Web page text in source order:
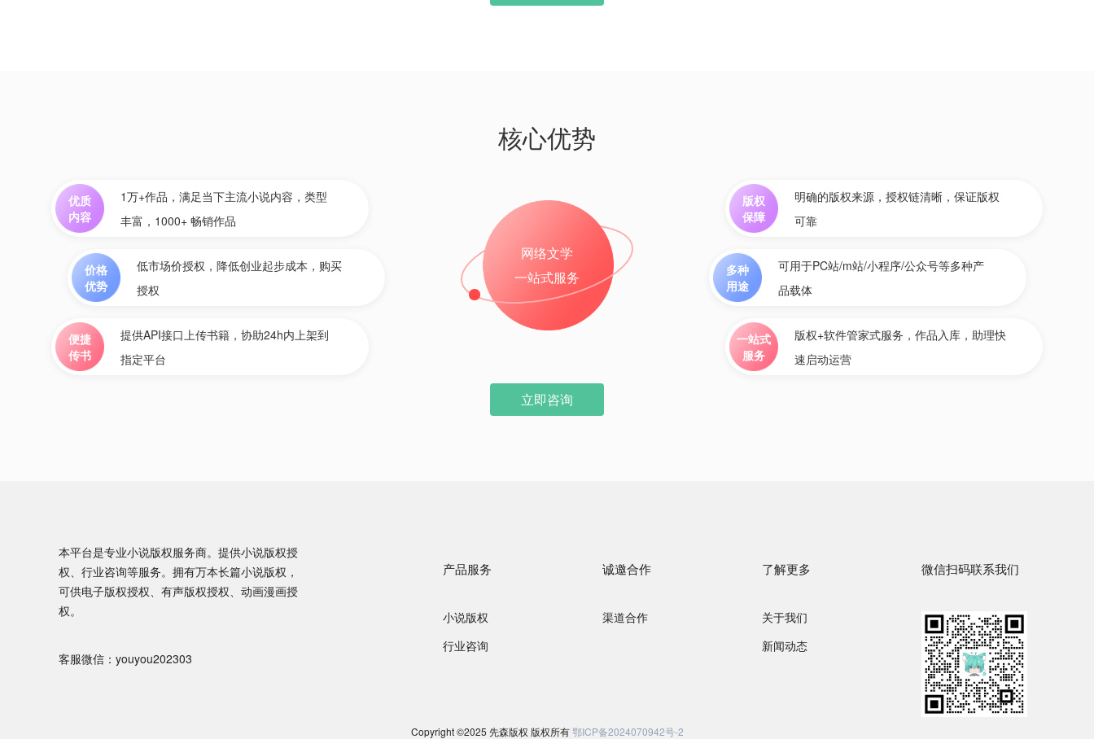
核心优势
优质
内容
1万+作品，满足当下主流小说内容，类型
丰富，1000+ 畅销作品
价格
优势
低市场价授权，降低创业起步成本，购买
授权
便捷
传书
提供API接口上传书籍，协助24h内上架到
指定平台
网络文学
一站式服务
版权
保障
明确的版权来源，授权链清晰，保证版权
可靠
多种
用途
可用于PC站/m站/小程序/公众号等多种产
品载体
一站式
服务
版权+软件管家式服务，作品入库，助理快
速启动运营
立即咨询
本平台是专业小说版权服务商。提供小说版权授
权、行业咨询等服务。拥有万本长篇小说版权，
可供电子版权授权、有声版权授权、动画漫画授
权。
客服微信：youyou202303
产品服务
小说版权
行业咨询
诚邀合作
渠道合作
了解更多
关于我们
新闻动态
微信扫码联系我们
Copyright ©2025 先森版权 版权所有鄂ICP备2024070942号-2